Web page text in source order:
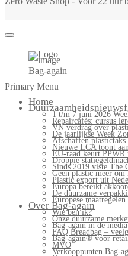
Bag-again
Primary Menu
Home
1 t/m 7 juni 2026
Repaircafés: cursus
VN verdrag over
De jaarlijkse Week
Afschaffen
Nieuwe LCA toont
EU-raad keurt
Droppie
Sinds 2019 viste The
Geen plastic meer
Plastic export uit
Europa bereikt
De duurzame
Europese
Over Bag-again
Wie ben ik?
Onze duurzame
Bag-again in de media
FAQ Breadbag –
Bag-again® voor
MVO
Verkooppunten Bag-